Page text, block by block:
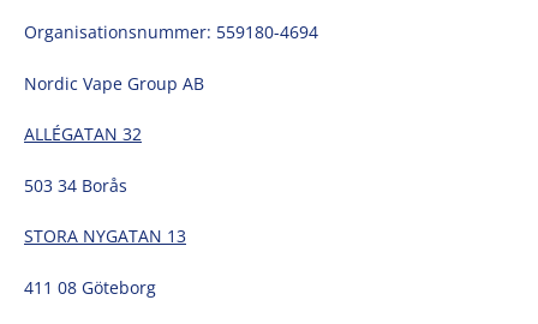
Organisationsnummer: 559180-4694
Nordic Vape Group AB
ALLÉGATAN 32
503 34 Borås
STORA NYGATAN 13
411 08 Göteborg